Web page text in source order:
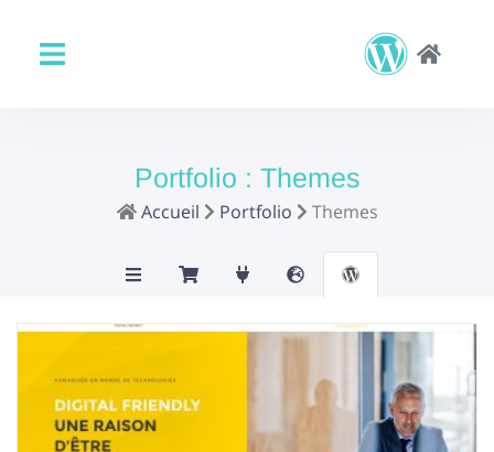
Portfolio : Themes
Accueil Portfolio Themes